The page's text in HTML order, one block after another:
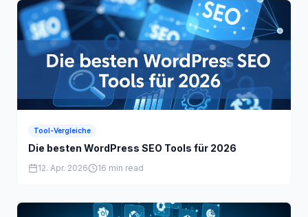
Tool-Vergleiche
Die besten WordPress SEO Tools für 2026
12. Apr. 2026 16 min read